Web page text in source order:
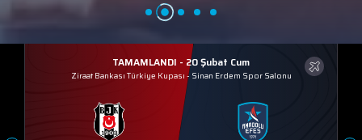
TAMAMLANDI - 20 Şubat Cum
Ziraat Bankası Türkiye Kupası - Sinan Erdem Spor Salonu